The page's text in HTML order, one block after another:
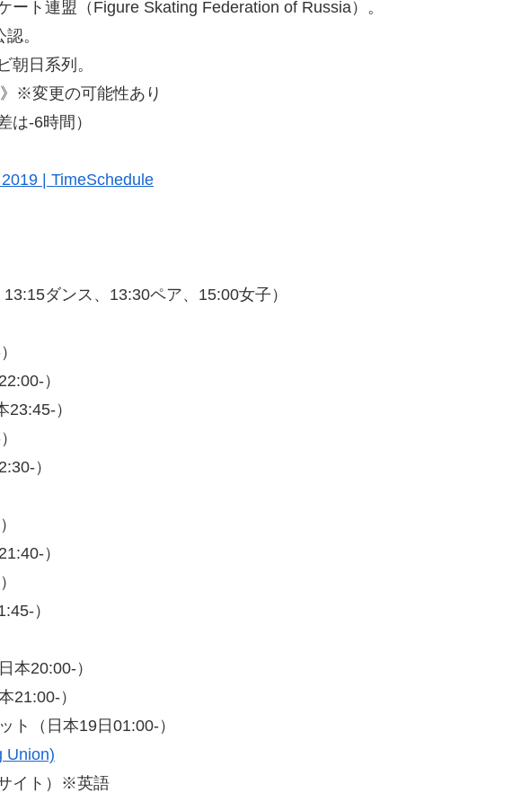
ート連盟（Figure Skating Federation of Russia）。
。
朝日系列。
※変更の可能性あり
は-6時間）
| TimeSchedule
ダンス、13:30ペア、15:00女子）
）
）
）
）
）
本20:00-）
21:00-）
ト（日本19日01:00-）
Union)
イト）※英語